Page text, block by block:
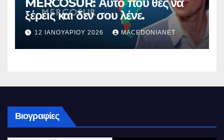
ξέρεις και δεν σου λένε.
12 ΙΑΝΟΥΑΡΊΟΥ 2026 MACEDONIANET
Βιογραφίες